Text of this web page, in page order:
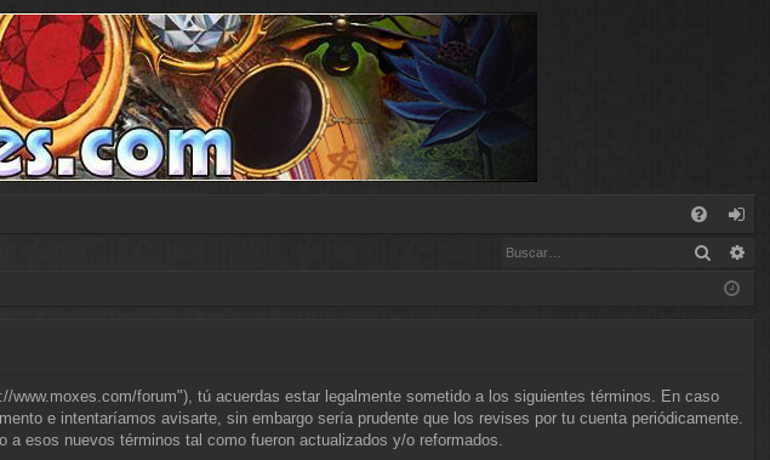
FA
de
nt
rs
Buscar
forum"), tú acuerdas estar legalmente sometido a los siguientes términos. En caso
e intentaríamos avisarte, sin embargo sería prudente que los revises por tu cuenta periódicamente.
esos nuevos términos tal como fueron actualizados y/o reformados.